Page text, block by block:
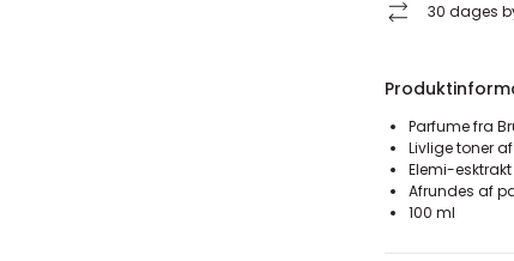
30 dages
Parfume fra
Livlige toner
Elemi-
Afrundes af
100 ml